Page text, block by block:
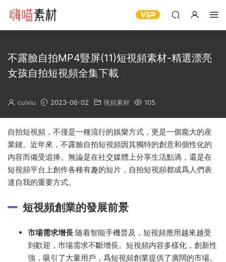
不露臉自拍MP4豎屏(11)短視頻素材-精選漂亮
女孩自拍短視頻全集下載
cuixiu 2023-06-02 視頻素材 105
自拍短視頻，不僅是一種流行的娛樂方式，更是一個龐大的産
業鏈。近年來，不露臉自拍短視頻因其獨特的創意和個性化的
内容而備受追捧。無論是在社交媒體上分享生活點滴，還是在
短視頻平台上創作各種有趣的短片，自拍短視頻都成爲人們表
達自我的重要方式。
短視頻創業的發展前景
市場需求增長 随着智能手機普及，短視頻應用越來越受
到歡迎，市場需求不斷增長。短視頻内容多樣化，創新性
強，吸引了大量用戶，爲短視頻創業提供了廣闊的市場。